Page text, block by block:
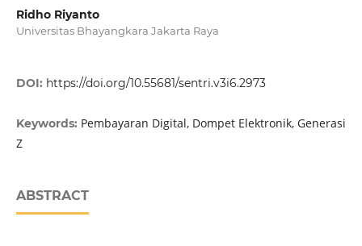
Ridho Riyanto
Universitas Bhayangkara Jakarta Raya
DOI: https://doi.org/10.55681/sentri.v3i6.2973
Keywords: Pembayaran Digital, Dompet Elektronik, Generasi
Z
ABSTRACT